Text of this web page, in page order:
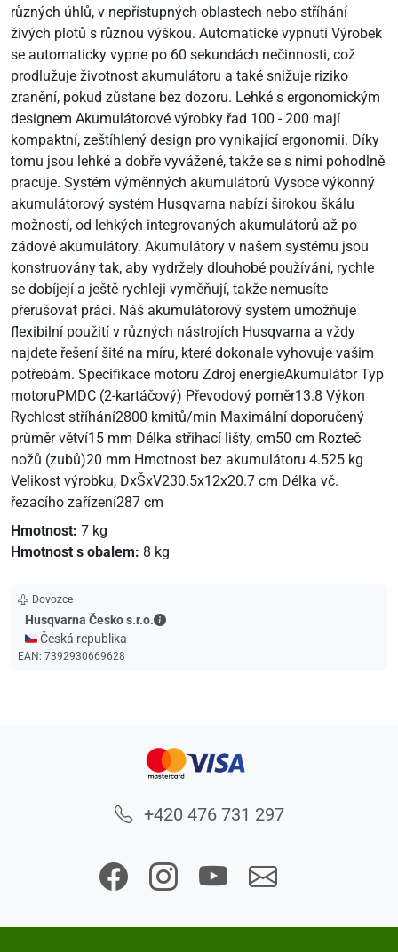
různých úhlů, v nepřístupných oblastech nebo stříhání
živých plotů s různou výškou. Automatické vypnutí Výrobek
se automaticky vypne po 60 sekundách nečinnosti, což
prodlužuje životnost akumulátoru a také snižuje riziko
zranění, pokud zůstane bez dozoru. Lehké s ergonomickým
designem Akumulátorové výrobky řad 100 - 200 mají
kompaktní, zeštíhlený design pro vynikající ergonomii. Díky
tomu jsou lehké a dobře vyvážené, takže se s nimi pohodlně
pracuje. Systém výměnných akumulátorů Vysoce výkonný
akumulátorový systém Husqvarna nabízí širokou škálu
možností, od lehkých integrovaných akumulátorů až po
zádové akumulátory. Akumulátory v našem systému jsou
konstruovány tak, aby vydržely dlouhobé používání, rychle
se dobíjejí a ještě rychleji vyměňují, takže nemusíte
přerušovat práci. Náš akumulátorový systém umožňuje
flexibilní použití v různých nástrojích Husqvarna a vždy
najdete řešení šité na míru, které dokonale vyhovuje vašim
potřebám. Specifikace motoru Zdroj energieAkumulátor Typ
motoruPMDC (2-kartáčový) Převodový poměr13.8 Výkon
Rychlost stříhání2800 kmitů/min Maximální doporučený
průměr větví15 mm Délka střihací lišty, cm50 cm Rozteč
nožů (zubů)20 mm Hmotnost bez akumulátoru 4.525 kg
Velikost výrobku, DxŠxV230.5x12x20.7 cm Délka vč.
řezacího zařízení287 cm
Hmotnost: 7 kg
Hmotnost s obalem: 8 kg
Dovozce
Husqvarna Česko s.r.o.
Husqvarna Česko s.r.o. - Kontaktní údaje
🇨🇿 Česká republika
EAN: 7392930669628
+420 476 731 297